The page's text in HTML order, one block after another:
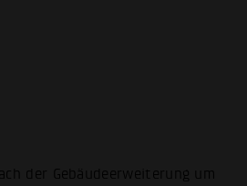
der Gebäudeerweiterung um